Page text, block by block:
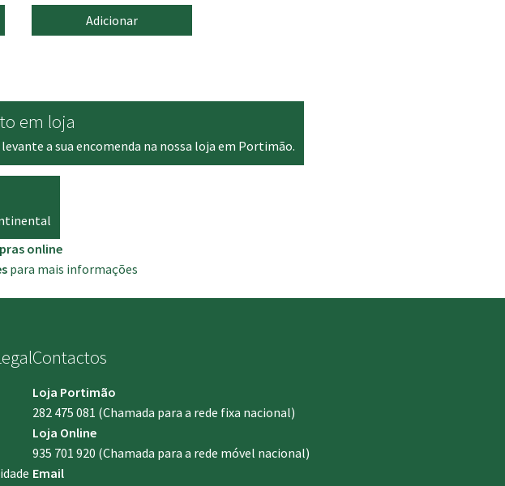
Adicionar
em loja
a sua encomenda na nossa loja em Portimão.
online
para mais informações
Contactos
Loja Portimão
282 475 081 (Chamada para a rede fixa nacional)
Loja Online
935 701 920 (Chamada para a rede móvel nacional)
Email